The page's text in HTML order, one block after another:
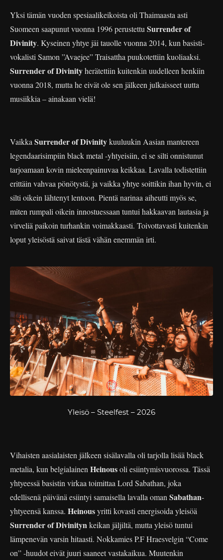
Yksi tämän vuoden spesiaalikeikoista oli Thaimaasta asti
Suomeen saapunut vuonna 1996 perustettu Surrender of
Divinity. Kyseinen yhtye jäi tauolle vuonna 2014, kun basisti-
vokalisti Samon ”Avaejee” Traisattha puukotettiin kuoliaaksi.
Surrender of Divinityherätettiin kuitenkin uudelleen henkiin
vuonna 2018, mutta he eivät ole sen jälkeen julkaisseet uutta
musiikkia – ainakaan vielä!
Vaikka Surrender of Divinitykuuluukin Aasian mantereen
legendaarisimpiin black metal -yhtyeisiin, ei se silti onnistunut
tarjoamaan kovin mieleenpainuvaa keikkaa. Lavalla todistettiin
erittäin vahvaa pönötystä, ja vaikka yhtye soittikin ihan hyvin, ei
silti oikein lähtenyt lentoon. Pientä narinaa aiheutti myös se,
miten rumpali oikein innostuessaan tuntui hakkaavan lautasia ja
virveliä paikoin turhankin voimakkaasti. Toivottavasti kuitenkin
loput yleisöstä saivat tästä vähän enemmän irti.
Yleisö – Steelfest – 2026
Vihaisten aasialaisten jälkeen sisälavalla oli tarjolla lisää black
metalia, kun belgialainen Heinousoli esiintymisvuorossa. Tässä
yhtyeessä basistin virkaa toimittaa Lord Sabathan, joka
edellisenä päivänä esiintyi samaisella lavalla oman Sabathan-
yhtyeensä kanssa. Heinousyritti kovasti energisoida yleisöä
Surrender of Divinitynkeikan jäljiltä, mutta yleisö tuntui
lämpenevän varsin hitaasti. Nokkamies P.F Hraesvelgin “Come
on” -huudot eivät juuri saaneet vastakaikua. Muutenkin